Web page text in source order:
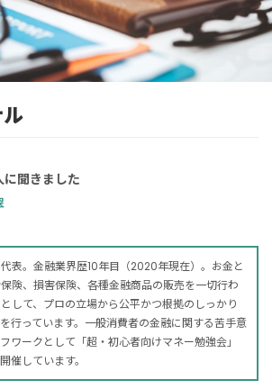
に聞きました
表。金融業界歴10年目（2020年現在）。お金と
険、損害保険、各種金融商品の販売を一切行わ
して、プロの立場から公平かつ根拠のしっかり
行っています。一般消費者の金融に関する苦手意
ワークとして「超・初心者向けマネー勉強会」
催しています。